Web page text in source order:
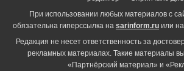
При использовании любых материалов с
обязательна гиперссылка на sarinform.ru или
Редакция не несет ответственность за
рекламных материалах. Такие материалы
«Партнёрский материал» и